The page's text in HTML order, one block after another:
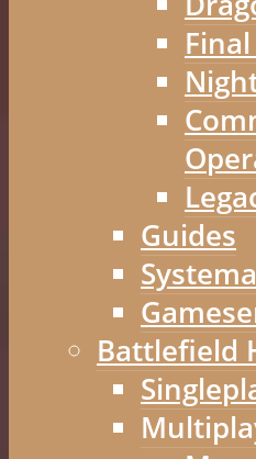
Guides
Battlefield